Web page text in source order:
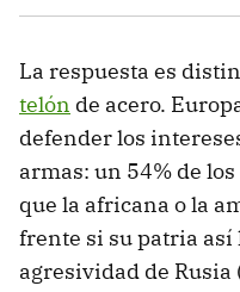
La respuesta es
telón de acero.
defender los
armas: un 54% de
que la africana o la
frente si su patria
agresividad de Rusia